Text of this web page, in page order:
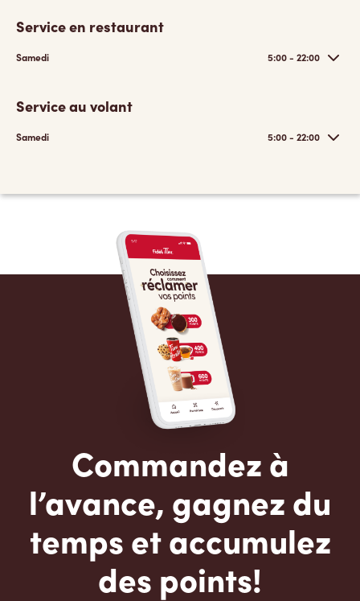
Service en restaurant
Samedi 5:00 - 22:00
Service au volant
Samedi 5:00 - 22:00
Commandez à
l’avance, gagnez du
temps et accumulez
des points!